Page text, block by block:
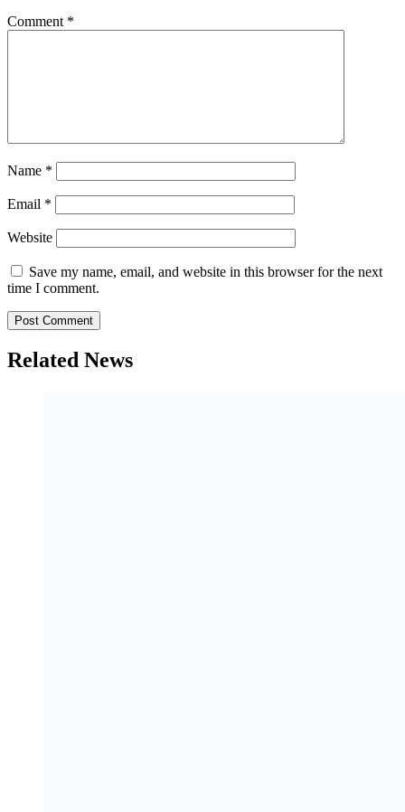
Comment *
Name *
Email *
Website
Save my name, email, and website in this browser for the next
time I comment.
Related News